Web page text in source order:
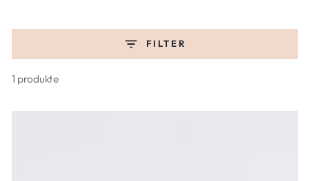
FILTER
1 produkte